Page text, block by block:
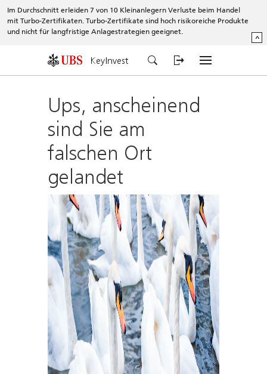
Im Durchschnitt erleiden 7 von 10 Kleinanlegern Verluste beim Handel
mit Turbo-Zertifikaten. Turbo-Zertifikate sind hoch risikoreiche Produkte
und nicht für langfristige Anlagestrategien geeignet.
^
KeyInvest
Ups, anscheinend
sind Sie am
falschen Ort
gelandet